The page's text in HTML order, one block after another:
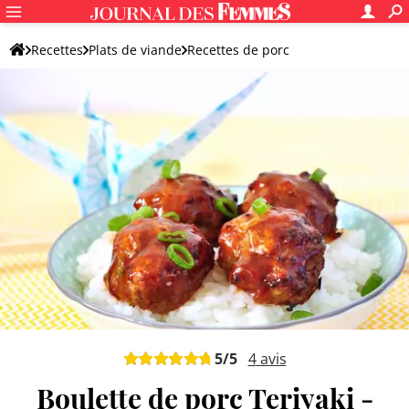
Recettes Plats de viande Recettes de porc
5/5 4avis
Boulette de porc Teriyaki -